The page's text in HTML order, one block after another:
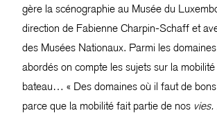
gère la scénographie au Musée du
direction de Fabienne Charpin-Schaff et
des Musées Nationaux. Parmi les
abordés on compte les sujets sur la
bateau… « Des domaines où il faut de
parce que la mobilité fait partie de nos